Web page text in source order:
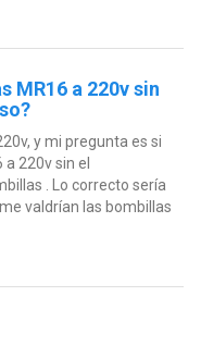
MR16 a 220v sin
y mi pregunta es si
220v sin el
. Lo correcto sería
valdrían las bombillas